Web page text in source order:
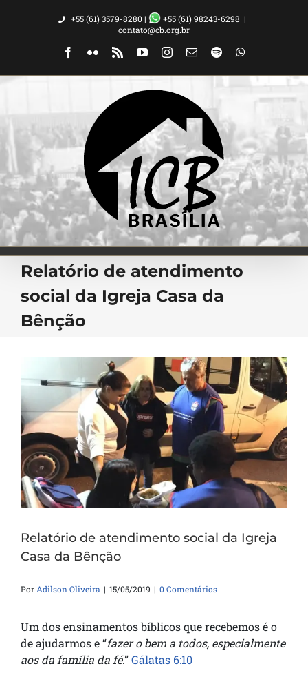
+55 (61) 3579-8280 | +55 (61) 98243-6298 |
contato@cb.org.br
Facebook
FlickrRss YouTubeInstagram
EmailSpotify
Relatório de atendimento
social da Igreja Casa da
Bênção
Relatório de atendimento social da Igreja
Casa da Bênção
Por Adilson Oliveira | 15/05/2019 | 0 Comentários
Um dos ensinamentos bíblicos que recebemos é o
de ajudarmos e “fazer obem a todos, especialmente
aos da família da fé.”Gálatas 6:10